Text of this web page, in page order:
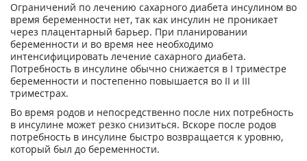
Ограничений по лечению сахарного диабета инсулином во
время беременности нет, так как инсулин не проникает
через плацентарный барьер. При планировании
беременности и во время нее необходимо
интенсифицировать лечение сахарного диабета.
Потребность в инсулине обычно снижается в I триместре
беременности и постепенно повышается во II и III
триместрах.
Во время родов и непосредственно после них потребность
в инсулине может резко снизиться. Вскоре после родов
потребность в инсулине быстро возвращается к уровню,
который был до беременности.